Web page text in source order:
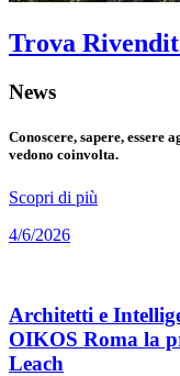
Trova
News
Conoscere, sapere, essere
vedono coinvolta.
Scopri di più
4/6/2026
Architetti e
OIKOS Roma la
Leach